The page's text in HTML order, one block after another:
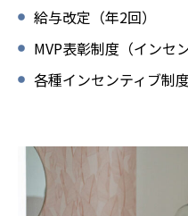
給与改定（年2回）
MVP表彰制度（インセ
各種インセンティブ制度